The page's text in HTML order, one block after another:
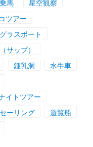
乗馬
星空観察
ツアー
グラスボート
サップ）
鍾乳洞
水牛車
イトツアー
ーリング
遊覧船